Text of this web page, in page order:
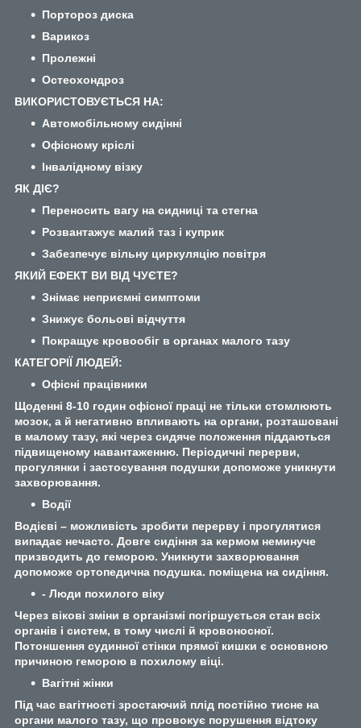
Портороз диска
Варикоз
Пролежні
Остеохондроз
ВИКОРИСТОВУЄТЬСЯ НА:
Автомобільному сидінні
Офісному кріслі
Інвалідному візку
ЯК ДІЄ?
Переносить вагу на сидниці та стегна
Розвантажує малий таз і куприк
Забезпечує вільну циркуляцію повітря
ЯКИЙ ЕФЕКТ ВИ ВІД ЧУЄТЕ?
Знімає неприємні симптоми
Знижує больові відчуття
Покращує кровообіг в органах малого тазу
КАТЕГОРІЇ ЛЮДЕЙ:
Офісні працівники
Щоденні 8-10 годин офісної праці не тільки стомлюють
мозок, а й негативно впливають на органи, розташовані
в малому тазу, які через сидяче положення піддаються
підвищеному навантаженню. Періодичні перерви,
прогулянки і застосування подушки допоможе уникнути
захворювання.
Водії
Водієві – можливість зробити перерву і прогулятися
випадає нечасто. Довге сидіння за кермом неминуче
призводить до геморою. Уникнути захворювання
допоможе ортопедична подушка. поміщена на сидіння.
- Люди похилого віку
Через вікові зміни в організмі погіршується стан всіх
органів і систем, в тому числі й кровоносної.
Потоншення судинної стінки прямої кишки є основною
причиною геморою в похилому віці.
Вагітні жінки
Під час вагітності зростаючий плід постійно тисне на
органи малого тазу, що провокує порушення відтоку